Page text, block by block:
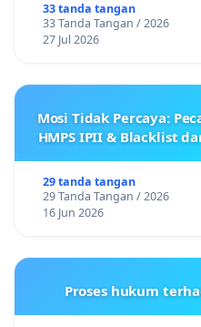
33 tanda tangan
33 Tanda Tangan / 2026
27 Jul 2026
Mosi Tidak Percaya:
HMPS IPII & Blacklist
29 tanda tangan
29 Tanda Tangan / 2026
16 Jun 2026
Proses hukum